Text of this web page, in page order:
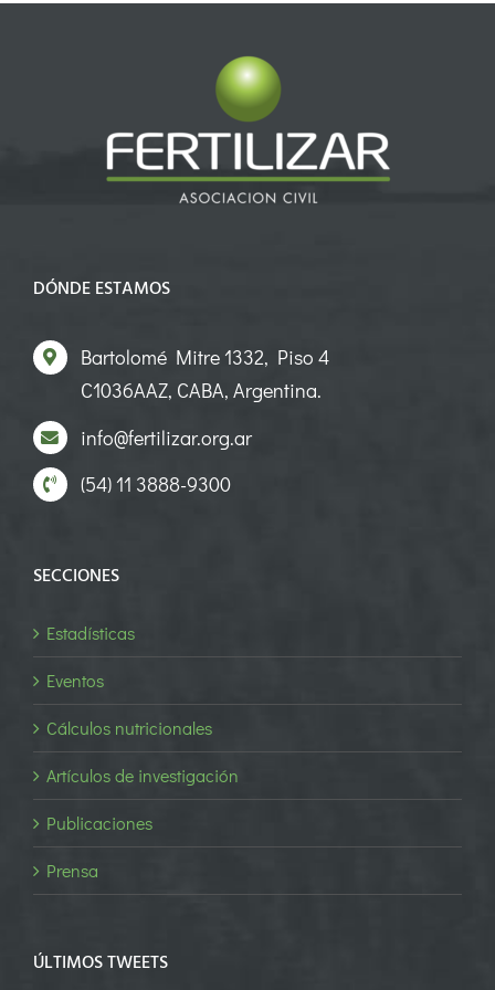
DÓNDE ESTAMOS
Bartolomé Mitre 1332, Piso 4
C1036AAZ, CABA, Argentina.
info@fertilizar.org.ar
(54) 11 3888-9300
SECCIONES
Estadísticas
Eventos
Cálculos nutricionales
Artículos de investigación
Publicaciones
Prensa
ÚLTIMOS TWEETS